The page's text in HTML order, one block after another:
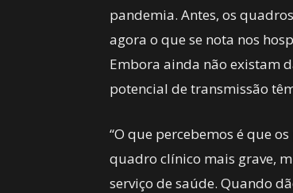
pandemia. Antes, os
agora o que se nota nos
Embora ainda não existam
potencial de transmissão
“O que percebemos é que
quadro clínico mais grave,
serviço de saúde. Quando